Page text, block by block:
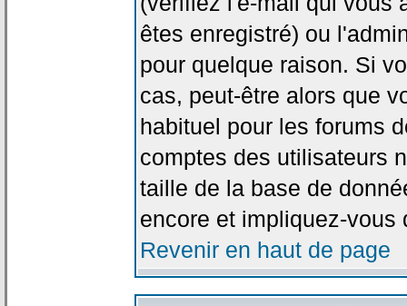
êtes enregistré) ou
pour quelque raison. Si
cas, peut-être alors que
habituel pour les forums
comptes des utilisateurs
taille de la base de
encore et impliquez-
Revenir en haut de page